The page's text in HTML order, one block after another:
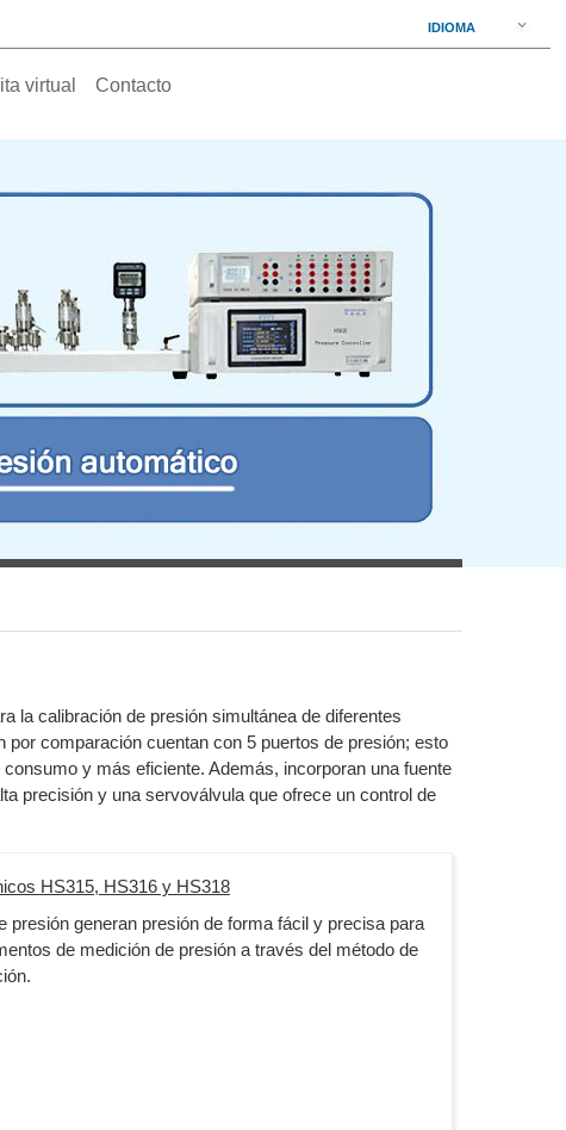
IDIOMA
virtual Contacto
la calibración de presión simultánea de diferentes
comparación cuentan con 5 puertos de presión; esto
y más eficiente. Además, incorporan una fuente
precisión y una servoválvula que ofrece un control de
HS315, HS316 y HS318
presión generan presión de forma fácil y precisa para
de medición de presión a través del método de